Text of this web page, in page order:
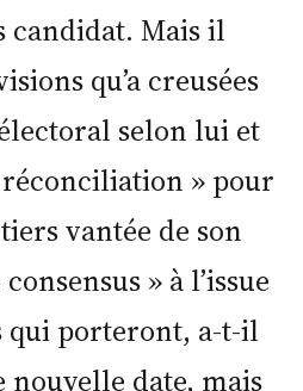
candidat. Mais il
qu’a creusées
selon lui et
réconciliation » pour
vantée de son
» à l’issue
qui porteront, a-t-il
date, mais